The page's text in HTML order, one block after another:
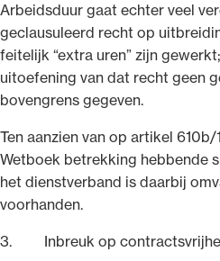
Arbeidsduur gaat echter veel
geclausuleerd recht op
feitelijk “extra uren” zijn
uitoefening van dat recht geen
bovengrens gegeven.
Ten aanzien van op artikel 610b/
Wetboek betrekking hebbende
het dienstverband is daarbij
voorhanden.
3. Inbreuk op